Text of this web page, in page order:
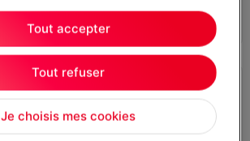
En cuisine
J’ai testé pour vous le KitchenAid
Pure Power Blender
Je choisis mes cookies
Tout refuser
Tout accepter